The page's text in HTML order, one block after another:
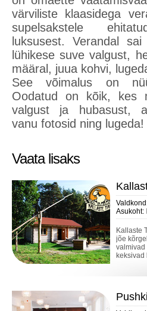
värviliste klaasidega
supelsakstele
luksusest. Verandal
lühikese suve valgust,
määral, juua kohvi,
See võimalus on
Oodatud on kõik, kes
valgust ja hubasust,
vanu fotosid ning lugeda!
Vaata lisaks
Asukoht:
Kallaste
jõe
valmivad